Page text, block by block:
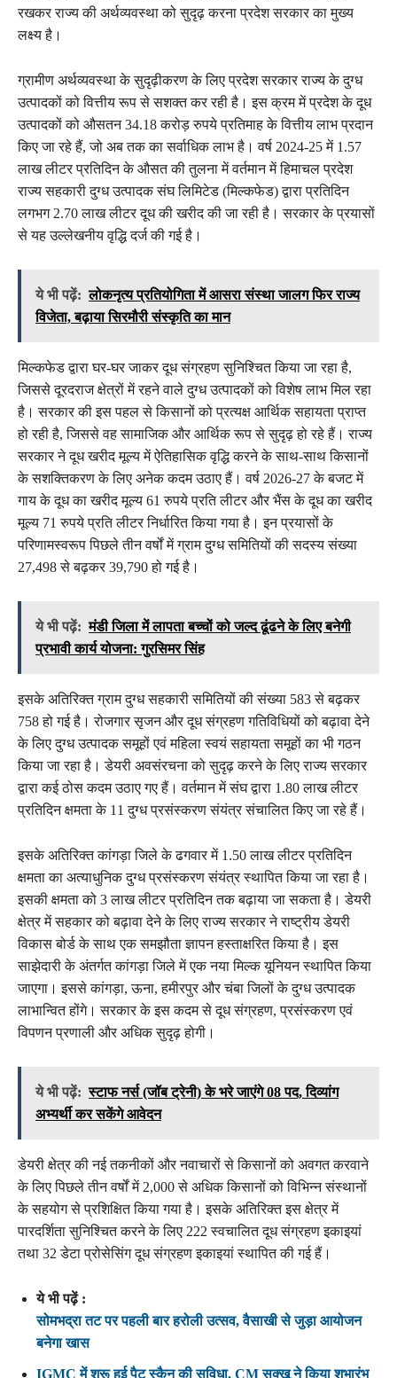
रखकर राज्य की अर्थव्यवस्था को सुदृढ़ करना प्रदेश सरकार का मुख्य
लक्ष्य है।
ग्रामीण अर्थव्यवस्था के सुदृढ़ीकरण के लिए प्रदेश सरकार राज्य के दुग्ध
उत्पादकों को वित्तीय रूप से सशक्त कर रही है। इस क्रम में प्रदेश के दूध
उत्पादकों को औसतन 34.18 करोड़ रुपये प्रतिमाह के वित्तीय लाभ प्रदान
किए जा रहे हैं, जो अब तक का सर्वाधिक लाभ है। वर्ष 2024-25 में 1.57
लाख लीटर प्रतिदिन के औसत की तुलना में वर्तमान में हिमाचल प्रदेश
राज्य सहकारी दुग्ध उत्पादक संघ लिमिटेड (मिल्कफेड) द्वारा प्रतिदिन
लगभग 2.70 लाख लीटर दूध की खरीद की जा रही है। सरकार के प्रयासों
से यह उल्लेखनीय वृद्धि दर्ज की गई है।
ये भी पढ़ें: लोकनृत्य प्रतियोगिता में आसरा संस्था जालग फिर राज्य
विजेता, बढ़ाया सिरमौरी संस्कृति का मान
मिल्कफेड द्वारा घर-घर जाकर दूध संग्रहण सुनिश्चित किया जा रहा है,
जिससे दूरदराज क्षेत्रों में रहने वाले दुग्ध उत्पादकों को विशेष लाभ मिल रहा
है। सरकार की इस पहल से किसानों को प्रत्यक्ष आर्थिक सहायता प्राप्त
हो रही है, जिससे वह सामाजिक और आर्थिक रूप से सुदृढ़ हो रहे हैं। राज्य
सरकार ने दूध खरीद मूल्य में ऐतिहासिक वृद्धि करने के साथ-साथ किसानों
के सशक्तिकरण के लिए अनेक कदम उठाए हैं। वर्ष 2026-27 के बजट में
गाय के दूध का खरीद मूल्य 61 रुपये प्रति लीटर और भैंस के दूध का खरीद
मूल्य 71 रुपये प्रति लीटर निर्धारित किया गया है। इन प्रयासों के
परिणामस्वरूप पिछले तीन वर्षों में ग्राम दुग्ध समितियों की सदस्य संख्या
27,498 से बढ़कर 39,790 हो गई है।
ये भी पढ़ें: मंडी जिला में लापता बच्चों को जल्द ढूंढने के लिए बनेगी
प्रभावी कार्य योजना: गुरसिमर सिंह
इसके अतिरिक्त ग्राम दुग्ध सहकारी समितियों की संख्या 583 से बढ़कर
758 हो गई है। रोजगार सृजन और दूध संग्रहण गतिविधियों को बढ़ावा देने
के लिए दुग्ध उत्पादक समूहों एवं महिला स्वयं सहायता समूहों का भी गठन
किया जा रहा है। डेयरी अवसंरचना को सुदृढ़ करने के लिए राज्य सरकार
द्वारा कई ठोस कदम उठाए गए हैं। वर्तमान में संघ द्वारा 1.80 लाख लीटर
प्रतिदिन क्षमता के 11 दुग्ध प्रसंस्करण संयंत्र संचालित किए जा रहे हैं।
इसके अतिरिक्त कांगड़ा जिले के ढगवार में 1.50 लाख लीटर प्रतिदिन
क्षमता का अत्याधुनिक दुग्ध प्रसंस्करण संयंत्र स्थापित किया जा रहा है।
इसकी क्षमता को 3 लाख लीटर प्रतिदिन तक बढ़ाया जा सकता है। डेयरी
क्षेत्र में सहकार को बढ़ावा देने के लिए राज्य सरकार ने राष्ट्रीय डेयरी
विकास बोर्ड के साथ एक समझौता ज्ञापन हस्ताक्षरित किया है। इस
साझेदारी के अंतर्गत कांगड़ा जिले में एक नया मिल्क यूनियन स्थापित किया
जाएगा। इससे कांगड़ा, ऊना, हमीरपुर और चंबा जिलों के दुग्ध उत्पादक
लाभान्वित होंगे। सरकार के इस कदम से दूध संग्रहण, प्रसंस्करण एवं
विपणन प्रणाली और अधिक सुदृढ़ होगी।
ये भी पढ़ें: स्टाफ नर्स (जॉब ट्रेनी) के भरे जाएंगे 08 पद, दिव्यांग
अभ्यर्थी कर सकेंगे आवेदन
डेयरी क्षेत्र की नई तकनीकों और नवाचारों से किसानों को अवगत करवाने
के लिए पिछले तीन वर्षों में 2,000 से अधिक किसानों को विभिन्न संस्थानों
के सहयोग से प्रशिक्षित किया गया है। इसके अतिरिक्त इस क्षेत्र में
पारदर्शिता सुनिश्चित करने के लिए 222 स्वचालित दूध संग्रहण इकाइयां
तथा 32 डेटा प्रोसेसिंग दूध संग्रहण इकाइयां स्थापित की गई हैं।
ये भी पढ़ें :
सोमभद्रा तट पर पहली बार हरोली उत्सव, वैसाखी से जुड़ा आयोजन
बनेगा खास
IGMC में शुरू हुई पैट स्कैन की सुविधा, CM सुक्खू ने किया शुभारंभ